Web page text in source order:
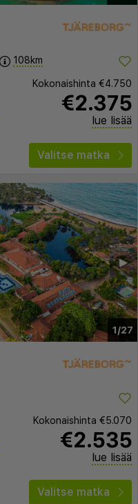
108km
Kokonaishinta €4.750
€2.375
lue lisää
Valitse matka
1/27
▶︎
Kokonaishinta €5.070
€2.535
lue lisää
Valitse matka